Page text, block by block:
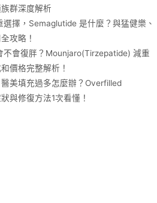
群深度解析
擇，Semaglutide 是什麼？與猛健樂、
攻略！
不會復胖？Mounjaro(Tirzepatide) 減重
價格完整解析！
美填充過多怎麼辦？Overfilled
與修復方法1次看懂！